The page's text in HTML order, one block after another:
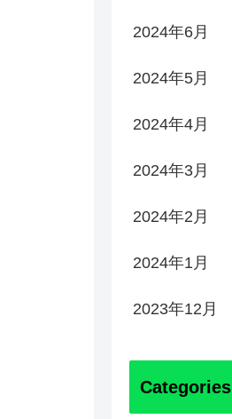
2024年6月
2024年5月
2024年4月
2024年3月
2024年2月
2024年1月
2023年12月
Categories